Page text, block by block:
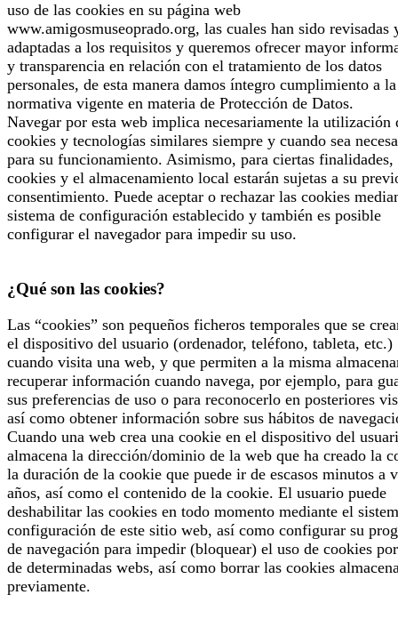
uso de las cookies en su página web
www.amigosmuseoprado.org, las cuales han sido revisadas
adaptadas a los requisitos y queremos ofrecer mayor
y transparencia en relación con el tratamiento de los datos
personales, de esta manera damos íntegro cumplimiento a la
normativa vigente en materia de Protección de Datos.
Navegar por esta web implica necesariamente la utilización
cookies y tecnologías similares siempre y cuando sea
para su funcionamiento. Asimismo, para ciertas finalidades,
cookies y el almacenamiento local estarán sujetas a su
consentimiento. Puede aceptar o rechazar las cookies
sistema de configuración establecido y también es posible
configurar el navegador para impedir su uso.
¿Qué son las cookies?
Las “cookies” son pequeños ficheros temporales que se
el dispositivo del usuario (ordenador, teléfono, tableta, etc.)
cuando visita una web, y que permiten a la misma
recuperar información cuando navega, por ejemplo, para
sus preferencias de uso o para reconocerlo en posteriores
así como obtener información sobre sus hábitos de
Cuando una web crea una cookie en el dispositivo del
almacena la dirección/dominio de la web que ha creado la
la duración de la cookie que puede ir de escasos minutos a
años, así como el contenido de la cookie. El usuario puede
deshabilitar las cookies en todo momento mediante el
configuración de este sitio web, así como configurar su
de navegación para impedir (bloquear) el uso de cookies
de determinadas webs, así como borrar las cookies
previamente.